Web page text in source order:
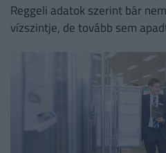
Reggeli adatok szerint bár
vízszintje, de tovább sem